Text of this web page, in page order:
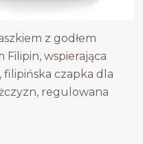
z godłem
Filipin, wspierająca
filipińska czapka dla
regulowana